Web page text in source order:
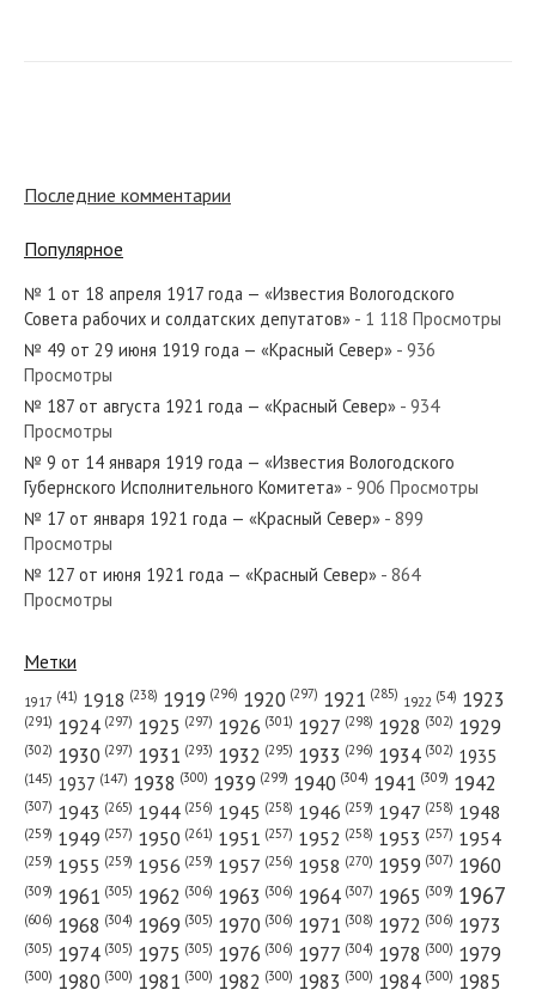
№ 43 от марта 1947 года — «Красный Север»
№ 224 от сентября 1980 года — «Красный Север»
№ 109 от мая 1972 года — «Красный Север»
№ 159 от июля 1960 года — «Красный Север»
№ 147 от июля 1923 года — «Красный Север»
Последние комментарии
Популярное
№ 1 от 18 апреля 1917 года — «Известия Вологодского
Совета рабочих и солдатских депутатов» - 1 118 Просмотры
№ 49 от 29 июня 1919 года — «Красный Север» - 936
Просмотры
№ 187 от августа 1921 года — «Красный Север» - 934
Просмотры
№ 9 от 14 января 1919 года — «Известия Вологодского
Губернского Исполнительного Комитета» - 906 Просмотры
№ 17 от января 1921 года — «Красный Север» - 899
Просмотры
№ 127 от июня 1921 года — «Красный Север» - 864
Просмотры
Метки
1917 (41) 1918 (238) 1919 (296) 1920 (297) 1921 (285) 1922 (54) 1923
(291) 1924 (297) 1925 (297) 1926 (301) 1927 (298) 1928 (302) 1929
(302) 1930 (297) 1931 (293) 1932 (295) 1933 (296) 1934 (302) 1935
(145) 1937 (147) 1938 (300) 1939 (299) 1940 (304) 1941 (309) 1942
(307) 1943 (265) 1944 (256) 1945 (258) 1946 (259) 1947 (258) 1948
(259) 1949 (257) 1950 (261) 1951 (257) 1952 (258) 1953 (257) 1954
(259) 1955 (259) 1956 (259) 1957 (256) 1958 (270) 1959 (307) 1960
(309) 1961 (305) 1962 (306) 1963 (306) 1964 (307) 1965 (309) 1967
(606) 1968 (304) 1969 (305) 1970 (306) 1971 (308) 1972 (306) 1973
(305) 1974 (305) 1975 (305) 1976 (306) 1977 (304) 1978 (300) 1979
(300) 1980 (300) 1981 (300) 1982 (300) 1983 (300) 1984 (300) 1985